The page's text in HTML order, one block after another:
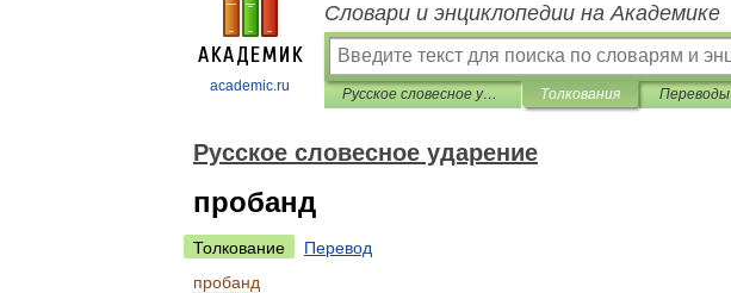
academic.ru
Словари и энциклопедии на Академике
Русское словесное ударение Толкования Переводы
Русское словесное ударение
пробанд
Толкование
Перевод
пробанд